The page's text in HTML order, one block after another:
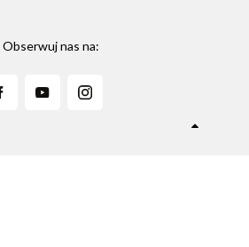
Obserwuj nas na: